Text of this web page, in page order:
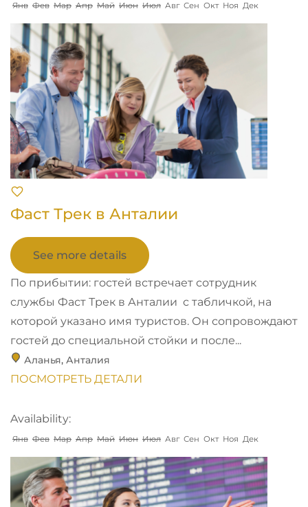
Янв Фев Мар Апр Май Июн Июл Авг Сен Окт Ноя Дек
Фаст Трек в Анталии
See more details
По прибытии: гостей встречает сотрудник
службы Фаст Трек в Анталии с табличкой, на
которой указано имя туристов. Он сопровождают
гостей до специальной стойки и после...
Аланья, Анталия
ПОСМОТРЕТЬ ДЕТАЛИ
Availability:
Янв Фев Мар Апр Май Июн Июл Авг Сен Окт Ноя Дек